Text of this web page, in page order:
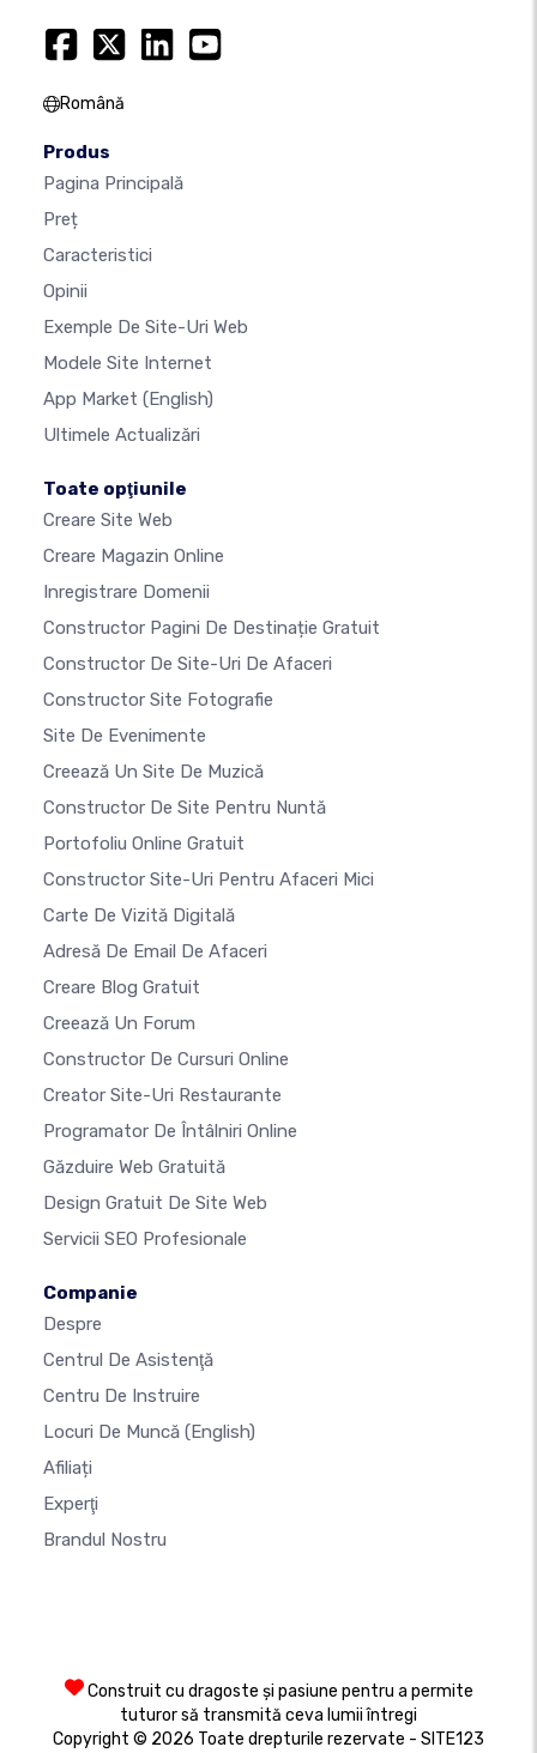
Română
Produs
Pagina Principală
Preț
Caracteristici
Opinii
Exemple De Site-Uri Web
Modele Site Internet
App Market (English)
Ultimele Actualizări
Toate opţiunile
Creare Site Web
Creare Magazin Online
Inregistrare Domenii
Constructor Pagini De Destinație Gratuit
Constructor De Site-Uri De Afaceri
Constructor Site Fotografie
Site De Evenimente
Creează Un Site De Muzică
Constructor De Site Pentru Nuntă
Portofoliu Online Gratuit
Constructor Site-Uri Pentru Afaceri Mici
Carte De Vizită Digitală
Adresă De Email De Afaceri
Creare Blog Gratuit
Creează Un Forum
Constructor De Cursuri Online
Creator Site-Uri Restaurante
Programator De Întâlniri Online
Găzduire Web Gratuită
Design Gratuit De Site Web
Servicii SEO Profesionale
Companie
Despre
Centrul De Asistenţă
Centru De Instruire
Locuri De Muncă (English)
Afiliați
Experţi
Brandul Nostru
Construit cu dragoste și pasiune pentru a permite
tuturor să transmită ceva lumii întregi
Copyright © 2026 Toate drepturile rezervate - SITE123